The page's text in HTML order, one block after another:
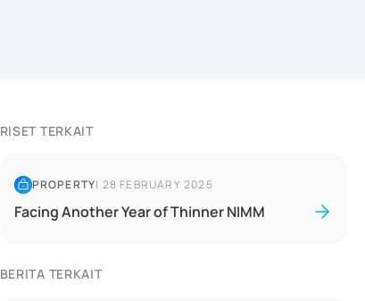
RISET TERKAIT
PROPERTY| 28 FEBRUARY 2025
Facing Another Year of Thinner NIMM
BERITA TERKAIT